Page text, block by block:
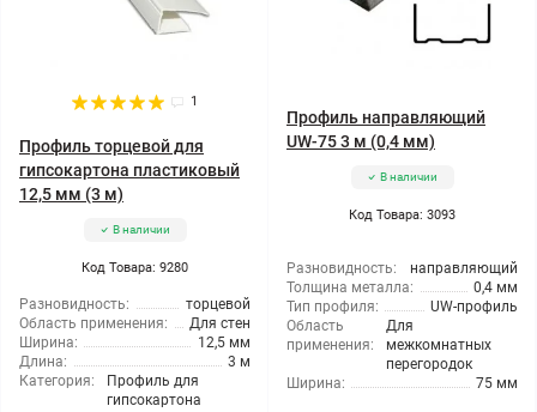
1
Профиль торцевой для
гипсокартона пластиковый
12,5 мм (3 м)
В наличии
Код Товара: 9280
Разновидность:
торцевой
Область применения:
Для стен
Ширина:
12,5 мм
Длина:
3 м
Категория:
Профиль для
гипсокартона
Профиль направляющий
UW-75 3 м (0,4 мм)
В наличии
Код Товара: 3093
Разновидность:
направляющий
Толщина металла:
0,4 мм
Тип профиля:
UW-профиль
Область
применения:
Для
межкомнатных
перегородок
Ширина:
75 мм